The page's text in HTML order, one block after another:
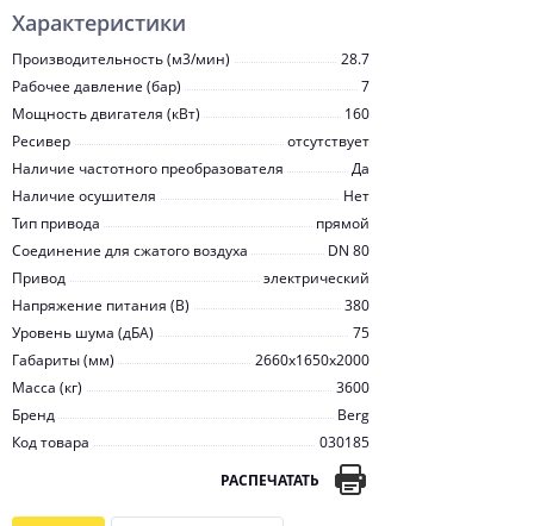
Характеристики
Производительность (м3/мин)
28.7
Рабочее давление (бар)
7
Мощность двигателя (кВт)
160
Ресивер
отсутствует
Наличие частотного преобразователя
Да
Наличие осушителя
Нет
Тип привода
прямой
Соединение для сжатого воздуха
DN 80
Привод
электрический
Напряжение питания (В)
380
Уровень шума (дБА)
75
Габариты (мм)
2660x1650x2000
Масса (кг)
3600
Бренд
Berg
Код товара
030185
РАСПЕЧАТАТЬ